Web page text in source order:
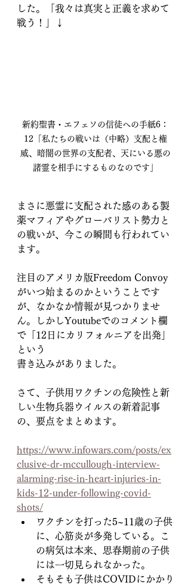
した。「我々は真実と正義を求めて
戦う！」↓
新約聖書・エフェソの信徒への手紙6：
12「私たちの戦いは（中略）支配と権
威、暗闇の世界の支配者、天にいる悪の
諸霊を相手にするものなのです」
まさに悪霊に支配された感のある製
薬マフィアやグローバリスト勢力と
の戦いが、今この瞬間も行われてい
ます。
注目のアメリカ版Freedom Convoy
がいつ始まるのかということです
が、なかなか情報が見つかりませ
ん。しかしYoutubeでのコメント欄
で「12日にカリフォルニアを出発」
という
書き込みがありました。
さて、子供用ワクチンの危険性と新
しい生物兵器ウイルスの新着記事
の、要点をまとめます。
https://www.infowars.com/posts/ex
clusive-dr-mccullough-interview-
alarming-rise-in-heart-injuries-in-
kids-12-under-following-covid-
shots/
ワクチンを打った5~11歳の子供
に、心筋炎が多発している。こ
の病気は本来、思春期前の子供
には一切見られなかった。
そもそも子供はCOVIDにかかり